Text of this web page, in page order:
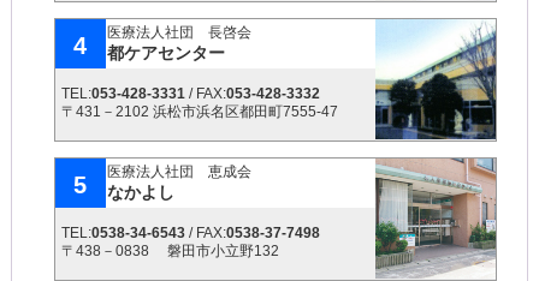
4 医療法人社団 長啓会
都ケアセンター
TEL:053-428-3331/ FAX:053-428-3332
〒431－2102 浜松市浜名区都田町7555-47
5 医療法人社団 恵成会
なかよし
TEL:0538-34-6543/ FAX:0538-37-7498
〒438－0838 磐田市小立野132